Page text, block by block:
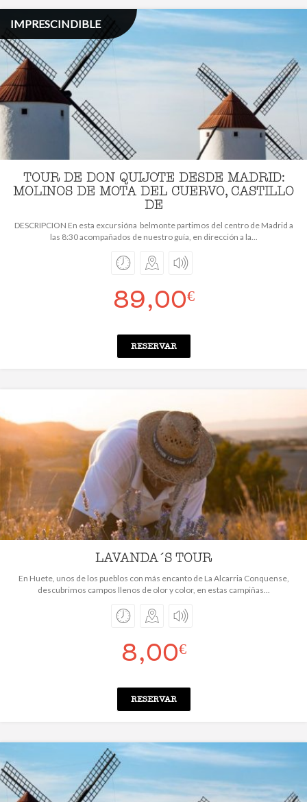
IMPRESCINDIBLE
TOUR DE DON QUIJOTE DESDE MADRID:
MOLINOS DE MOTA DEL CUERVO, CASTILLO
DE
DESCRIPCION En esta excursióna belmonte partimos del centro de Madrid a
las 8:30 acompañados de nuestro guía, en dirección a la...
89,00€
RESERVAR
LAVANDA´S TOUR
En Huete, unos de los pueblos con más encanto de La Alcarria Conquense,
descubrimos campos llenos de olor y color, en estas campiñas...
8,00€
RESERVAR